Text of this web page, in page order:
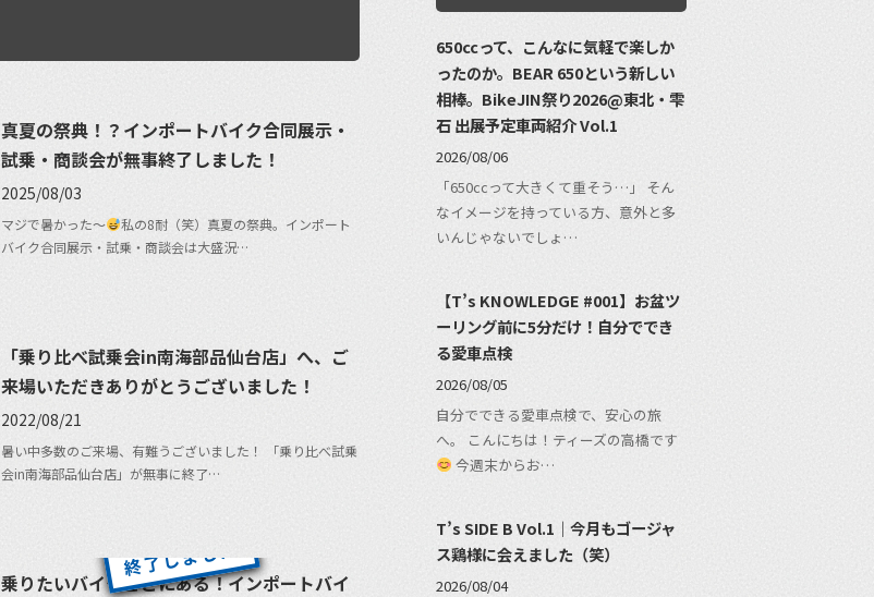
真夏の祭典！？インポートバイク合同展示・
試乗・商談会が無事終了しました！
2025/08/03
マジで暑かった〜
私の8耐（笑）真夏の祭典。インポート
バイク合同展示・試乗・商談会は大盛況…
「乗り比べ試乗会in南海部品仙台店」へ、ご
来場いただきありがとうございました！
2022/08/21
暑い中多数のご来場、有難うございました！ 「乗り比べ試乗
会in南海部品仙台店」が無事に終了…
乗りたいバイクここにある！インポートバイ
650ccって、こんなに気軽で楽しか
ったのか。BEAR 650という新しい
相棒。BikeJIN祭り2026@東北・雫
石 出展予定車両紹介 Vol.1
2026/08/06
「650ccって大きくて重そう…」 そん
なイメージを持っている方、意外と多
いんじゃないでしょ…
【T’s KNOWLEDGE #001】お盆ツ
ーリング前に5分だけ！自分ででき
る愛車点検
2026/08/05
自分でできる愛車点検で、安心の旅
へ。 こんにちは！ティーズの高橋です
今週末からお…
T’s SIDE B Vol.1｜今月もゴージャ
ス鶏様に会えました（笑）
2026/08/04